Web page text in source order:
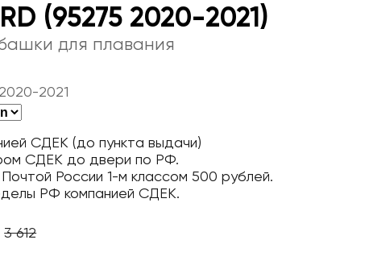
(95275 2020-2021)
для плавания
2021
СДЕК (до пункта выдачи)
СДЕК до двери по РФ.
России 1-м классом 500 рублей.
РФ компанией СДЕК.
3 612